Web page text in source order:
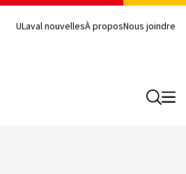
ULaval nouvellesÀ proposNous joindre